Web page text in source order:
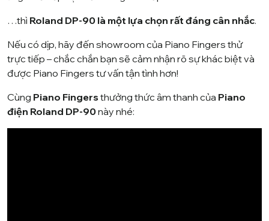
…thì Roland DP-90 là một lựa chọn rất đáng cân nhắc.
Nếu có dịp, hãy đến showroom của Piano Fingers thử
trực tiếp – chắc chắn bạn sẽ cảm nhận rõ sự khác biệt và
được Piano Fingers tư vấn tận tình hơn!
Cùng Piano Fingersthưởng thức âm thanh của Piano
điện Roland DP-90này nhé: